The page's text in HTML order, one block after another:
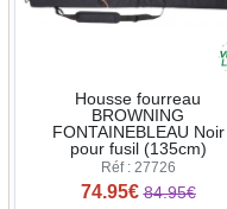
Housse fourreau
BROWNING
FONTAINEBLEAU Noir
pour fusil (135cm)
Réf : 27726
74.95€ 84.95€